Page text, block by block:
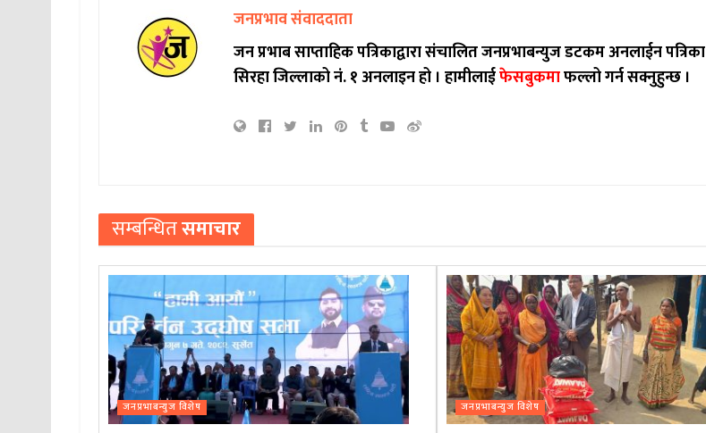
जनप्रभाव संवाददाता
जन प्रभाब साप्ताहिक पत्रिकाद्वारा संचालित जनप्रभाबन्युज डटकम अनलाईन पत्रिका
सिरहा जिल्लाको नं. १ अनलाइन हो ।हामीलाईफेसबुकमाफल्लो गर्न सक्नुहुन्छ ।
सम्बन्धितसमाचार
जनप्रभाबन्युज विशेष जनप्रभाबन्युज विशेष